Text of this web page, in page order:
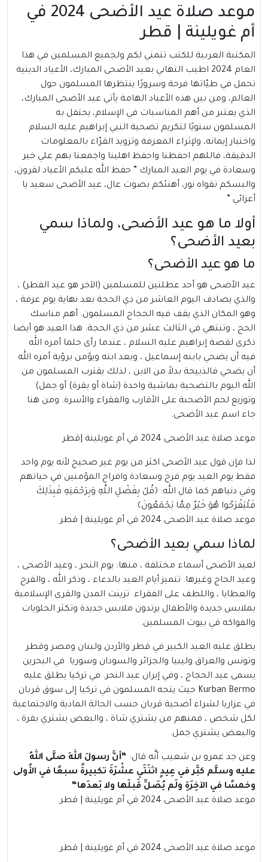
موعد صلاة عيد الأضحى 2024 في
أم غويلينة | قطر
المكتبة العربية للكتب تتمني لكم ولجميع المسلمين في هذا
العام 2024 اطيب التهاني بعيد الأضحى المبارك، الأعياد الدينية
تحمل في طيّاتها فرحة وسرورًا ينتظرها المسلمون حول
العالم، ومن بين هذه الأعياد الهامة يأتي عيد الأضحى المبارك،
الذي يعتبر من أهم المناسبات في الإسلام، يحتفل به
المسلمون سنويًا لتكريم تضحية النبي إبراهيم عليه السلام
واختبار إيمانه، ولإثراء المعرفة وتزويد القرّاء بالمعلومات
الدقيقة، فاللهم احفظنا واحفظ اهلينا واجمعنا بهم علي خير
وسعادة في يوم العيد المبارك ” حفظ الله عليكم الأعياد لقرون،
والبسكم تقواه نور، أهنئكم بصوت عال، عيد الأضحى سعيد يا
أعزائي ”
أولا ما هو عيد الأضحى، ولماذا سمي
بعيد الأضحى؟
ما هو عيد الأضحى؟
عيد الأضحى هو أحد عطلتين للمسلمين (الآخر هو عيد الفطر) ،
والذي يصادف اليوم العاشر من ذي الحجة بعد نهاية يوم عرفة ،
وهو المكان الذي يقف فيه الحجاج المسلمون. أهم مناسك
الحج ، وتنتهي في الثالث عشر من ذي الحجة. هذا العيد هو أيضا
ذكرى لقصة إبراهيم عليه السلام ، عندما رأى حلما أمره الله
فيه أن يضحي بابنه إسماعيل ، وبعد ابنه ويؤمن برؤية أمره الله
أن يضحي فالذبيحة بدلاً من الابن ، لذلك يقترب المسلمون من
الله اليوم بالتضحية بماشية واحدة (شاة أو بقرة) أو جمل)
وتوزيع لحم الأضحىة على الأقارب والفقراء والأسرة. ومن هنا
جاء اسم عيد الأضحى.
موعد صلاة عيد الأضحى 2024 في أم غويلينة |قطر
لذا فإن قول عيد الأضحى اكثر من يوم غير صحيح لأنه يوم واحد
فقط يوم العيد يوم فرح وسعادة وافراح المؤمنين في حياتهم
وفي دنياهم كما قال الله: ﴿قُلْ بِفَضْلِ اللَّهِ وَبِرَحْمَتِهِ فَبِذَلِكَ
فَلْيَفْرَحُوا هُوَ خَيْرٌ مِمَّا يَجْمَعُونَ﴾
موعد صلاة عيد الأضحى 2024 في أم غويلينة | قطر
لماذا سمي بعيد الأضحى؟
لعيد الأضحى أسماء مختلفة ، منها: يوم النحر ، وعيد الأضحى ،
وعيد الحاج وغيرها. تتميز أيام العيد بالدعاء ، وذكر الله ، والفرح
والعطايا ، واللطف على الفقراء. تزينت المدن والقرى الإسلامية
بملابس جديدة والأطفال يرتدون ملابس جديدة وتكثر الحلويات
والفواكه في بيوت المسلمين.
يطلق عليه العيد الكبير في قطر والأردن ولبنان ومصر وقطر
وتونس والعراق وليبيا والجزائر والسودان وسوريا. في البحرين
يسمى عيد الحجاج ، وفي إيران عيد النحر. في تركيا يطلق عليه
Kurban Bermo حيث يتجه المسلمون في تركيا إلى سوق قربان
في عزاريا لشراء أضحية قربان حسب الحالة المادية والاجتماعية
لكل شخص ، فمنهم من يشتري شاة ، والبعض يشتري بقرة ،
والبعض يشتري جمل.
وعن جد عمرو بن شعيب أنَّه قال: “أنَّ رسولَ اللهِ صلَّى اللهُ
عليه وسلَّم كبَّر في عِيدٍ اثنَتَي عشْرَةَ تكبيرةً سبعًا في الأُولى
وخمسًا في الآخِرَةِ ولَم يُصَلِّ قَبلَها ولا بَعدَها“
موعد صلاة عيد الأضحى 2024 في أم غويلينة | قطر.
موعد صلاة عيد الأضحى 2024 في أم غويلينة | قطر